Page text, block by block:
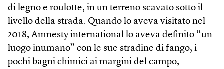
di legno e roulotte, in un terreno scavato sotto il
livello della strada. Quando lo aveva visitato nel
2018, Amnesty international lo aveva definito “un
luogo inumano” con le sue stradine di fango, i
pochi bagni chimici ai margini del campo,